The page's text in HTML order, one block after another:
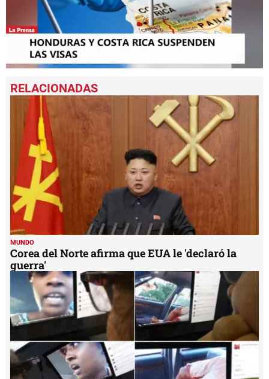
seconds
of
seconds
MUNDO
Corea del Norte afirma que EUA le 'declaró la
guerra'